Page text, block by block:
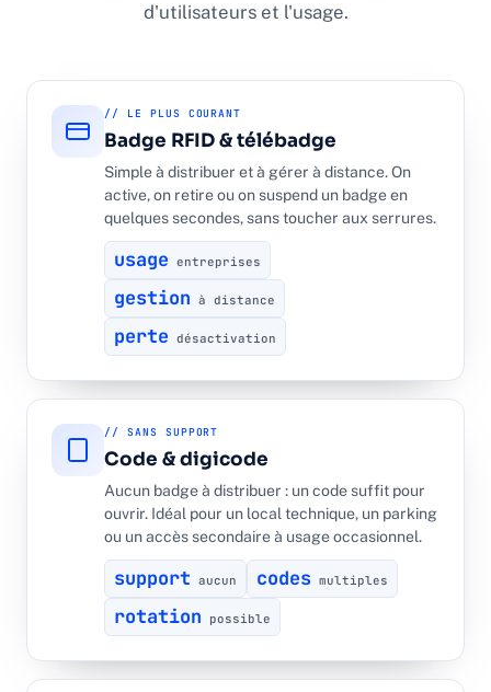
d'utilisateurs et l'usage.
// LE PLUS COURANT
Badge RFID & télébadge
Simple à distribuer et à gérer à distance. On
active, on retire ou on suspend un badge en
quelques secondes, sans toucher aux serrures.
usage entreprises
gestion à distance
perte désactivation
// SANS SUPPORT
Code & digicode
Aucun badge à distribuer : un code suffit pour
ouvrir. Idéal pour un local technique, un parking
ou un accès secondaire à usage occasionnel.
support aucun codes multiples
rotation possible